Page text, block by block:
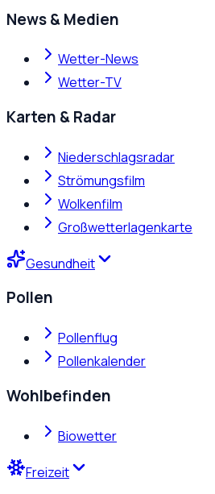
News & Medien
Wetter-News
Wetter-TV
Karten & Radar
Niederschlagsradar
Strömungsfilm
Wolkenfilm
Großwetterlagenkarte
Gesundheit
Pollen
Pollenflug
Pollenkalender
Wohlbefinden
Biowetter
Freizeit